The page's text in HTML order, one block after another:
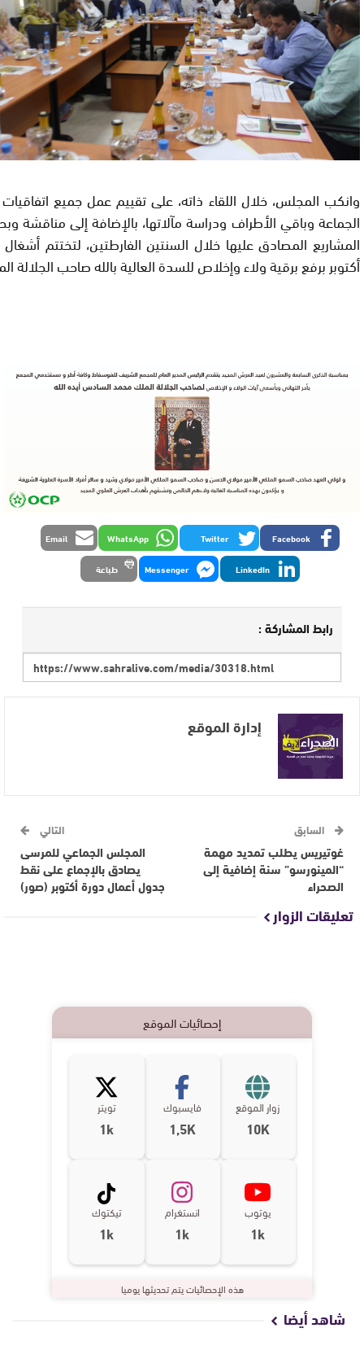
وانكب المجلس، خلال اللقاء ذاته، على تقييم عمل جميع اتفاقيات
الجماعة وباقي الأطراف ودراسة مآلاتها، بالإضافة إلى
المشاريع المصادق عليها خلال السنتين الفارطتين، لتختتم
أكتوبر برفع برقية ولاء وإخلاص للسدة العالية بالله صاحب
Facebook
Twitter
WhatsApp
Email
LinkedIn
Messenger طباعة
رابط المشاركة :
إدارة الموقع
السابق
غوتيريس يطلب تمديد مهمة
“المينورسو” سنة إضافية إلى
الصحراء
التالي
المجلس الجماعي للمرسى
يصادق بالإجماع على نقط
جدول أعمال دورة أكتوبر (صور)
تعليقات الزوار
إحصائيات الموقع
زوار الموقع
10K
فايسبوك
1,5K
تويتر
1k
يوتوب
1k
انستغرام
1k
تيكتوك
1k
هذه الإحصائيات يتم تحديثها يوميا
شاهد أيضا